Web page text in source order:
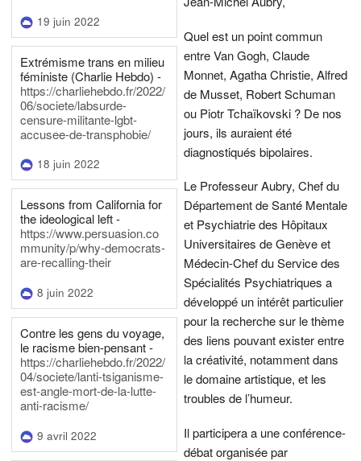
19 juin 2022
Extrémisme trans en milieu
féministe (Charlie Hebdo) -
https://charliehebdo.fr/2022/
06/societe/labsurde-
censure-militante-lgbt-
accusee-de-transphobie/
18 juin 2022
Lessons from California for
the ideological left -
https://www.persuasion.co
mmunity/p/why-democrats-
are-recalling-their
8 juin 2022
Contre les gens du voyage,
le racisme bien-pensant -
https://charliehebdo.fr/2022/
04/societe/lanti-tsiganisme-
est-angle-mort-de-la-lutte-
anti-racisme/
9 avril 2022
Quel est un point commun
entre Van Gogh, Claude
Monnet, Agatha Christie, Alfred
de Musset, Robert Schuman
ou Piotr Tchaïkovski ? De nos
jours, ils auraient été
diagnostiqués bipolaires.
Le Professeur Aubry, Chef du
Département de Santé Mentale
et Psychiatrie des Hôpitaux
Universitaires de Genève et
Médecin-Chef du Service des
Spécialités Psychiatriques a
développé un intérêt particulier
pour la recherche sur le thème
des liens pouvant exister entre
la créativité, notamment dans
le domaine artistique, et les
troubles de l’humeur.
Il participera a une conférence-
débat organisée par